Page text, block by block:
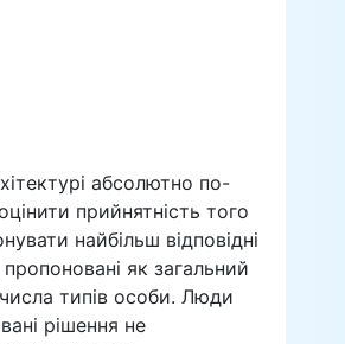
абсолютно по-
прийнятність того
найбільш відповідні
як загальний
типів особи. Люди
рішення не